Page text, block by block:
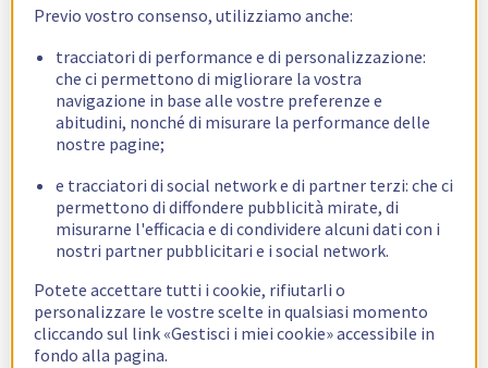
Previo vostro consenso, utilizziamo anche:
tracciatori di performance e di personalizzazione:
che ci permettono di migliorare la vostra
navigazione in base alle vostre preferenze e
abitudini, nonché di misurare la performance delle
nostre pagine;
e tracciatori di social network e di partner terzi: che ci
permettono di diffondere pubblicità mirate, di
misurarne l'efficacia e di condividere alcuni dati con i
nostri partner pubblicitari e i social network.
Potete accettare tutti i cookie, rifiutarli o
personalizzare le vostre scelte in qualsiasi momento
cliccando sul link «Gestisci i miei cookie» accessibile in
fondo alla pagina.